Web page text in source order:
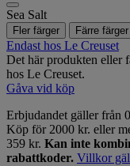
Sea Salt
Fler färger Färre färger
Endast hos Le Creuset
Det här produkten eller
hos Le Creuset.
Gåva vid köp
Erbjudandet gäller från
Köp för 2000 kr. eller
359 kr. Kan inte
rabattkoder. Villkor